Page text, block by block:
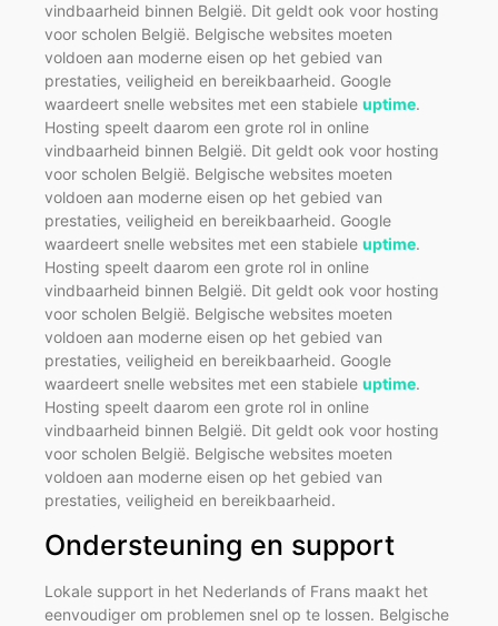
vindbaarheid binnen België. Dit geldt ook voor hosting
voor scholen België. Belgische websites moeten
voldoen aan moderne eisen op het gebied van
prestaties, veiligheid en bereikbaarheid. Google
waardeert snelle websites met een stabiele uptime.
Hosting speelt daarom een grote rol in online
vindbaarheid binnen België. Dit geldt ook voor hosting
voor scholen België. Belgische websites moeten
voldoen aan moderne eisen op het gebied van
prestaties, veiligheid en bereikbaarheid. Google
waardeert snelle websites met een stabiele uptime.
Hosting speelt daarom een grote rol in online
vindbaarheid binnen België. Dit geldt ook voor hosting
voor scholen België. Belgische websites moeten
voldoen aan moderne eisen op het gebied van
prestaties, veiligheid en bereikbaarheid. Google
waardeert snelle websites met een stabiele uptime.
Hosting speelt daarom een grote rol in online
vindbaarheid binnen België. Dit geldt ook voor hosting
voor scholen België. Belgische websites moeten
voldoen aan moderne eisen op het gebied van
prestaties, veiligheid en bereikbaarheid.
Ondersteuning en support
Lokale support in het Nederlands of Frans maakt het
eenvoudiger om problemen snel op te lossen. Belgische